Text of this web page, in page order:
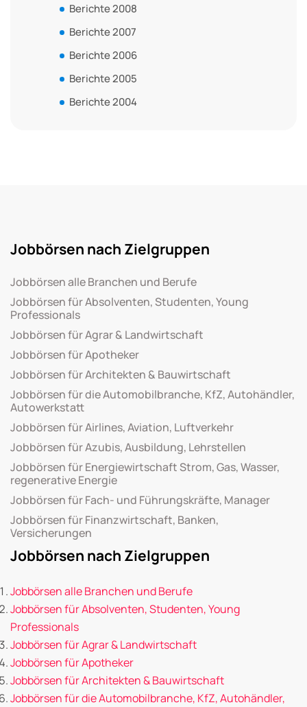
Berichte 2008
Berichte 2007
Berichte 2006
Berichte 2005
Berichte 2004
Jobbörsen nach Zielgruppen
Jobbörsen alle Branchen und Berufe
Jobbörsen für Absolventen, Studenten, Young
Professionals
Jobbörsen für Agrar & Landwirtschaft
Jobbörsen für Apotheker
Jobbörsen für Architekten & Bauwirtschaft
Jobbörsen für die Automobilbranche, KfZ, Autohändler,
Autowerkstatt
Jobbörsen für Airlines, Aviation, Luftverkehr
Jobbörsen für Azubis, Ausbildung, Lehrstellen
Jobbörsen für Energiewirtschaft Strom, Gas, Wasser,
regenerative Energie
Jobbörsen für Fach- und Führungskräfte, Manager
Jobbörsen für Finanzwirtschaft, Banken,
Versicherungen
Jobbörsen nach Zielgruppen
Jobbörsen alle Branchen und Berufe
Jobbörsen für Absolventen, Studenten, Young
Professionals
Jobbörsen für Agrar & Landwirtschaft
Jobbörsen für Apotheker
Jobbörsen für Architekten & Bauwirtschaft
Jobbörsen für die Automobilbranche, KfZ, Autohändler,